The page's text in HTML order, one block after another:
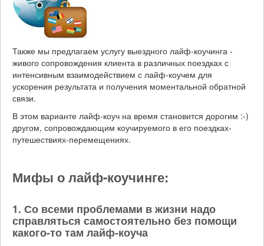
Также мы предлагаем услугу выездного лайф-коучинга -
живого сопровождения клиента в различных поездках с
интенсивным взаимодействием с лайф-коучем для
ускорения результата и получения моментальной обратной
связи.
В этом варианте лайф-коуч на время становится дорогим :-)
другом, сопровождающим коучируемого в его поездках-
путешествиях-перемещениях.
Мифы о лайф-коучинге:
1. Со всеми проблемами в жизни надо
справляться самостоятельно без помощи
какого-то там лайф-коуча